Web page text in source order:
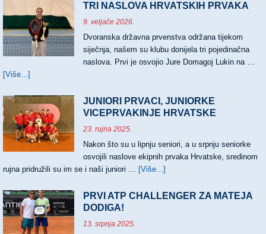
TRI NASLOVA HRVATSKIH PRVAKA
9. veljače 2026.
Dvoranska državna prvenstva održana tijekom
siječnja, našem su klubu donijela tri pojedinačna
naslova. Prvi je osvojio Jure Domagoj Lukin na …
[Više...]
NASLOVA
HRVATSKIH
PRVAKA
JUNIORI PRVACI, JUNIORKE
VICEPRVAKINJE HRVATSKE
23. rujna 2025.
Nakon što su u lipnju seniori, a u srpnju seniorke
osvojili naslove ekipnih prvaka Hrvatske, sredinom
rujna pridružili su im se i naši juniori … [Više...]
PRVACI,
PRVI ATP CHALLENGER ZA MATEJA
DODIGA!
13. srpnja 2025.